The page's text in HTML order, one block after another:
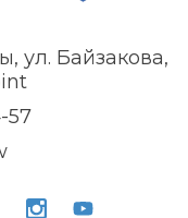
ул. Байзакова,
57